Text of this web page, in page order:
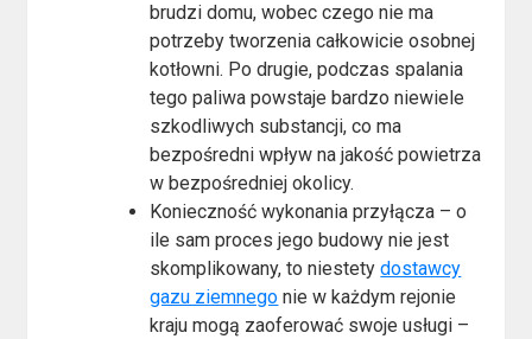
brudzi domu, wobec czego nie ma
potrzeby tworzenia całkowicie osobnej
kotłowni. Po drugie, podczas spalania
tego paliwa powstaje bardzo niewiele
szkodliwych substancji, co ma
bezpośredni wpływ na jakość powietrza
w bezpośredniej okolicy.
Konieczność wykonania przyłącza – o
ile sam proces jego budowy nie jest
skomplikowany, to niestetydostawcy
gazu ziemnego nie w każdym rejonie
kraju mogą zaoferować swoje usługi –